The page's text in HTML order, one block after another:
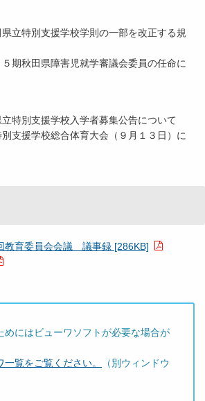
立特別支援学校学則の一部を改正する規
期秋田県障害児就学審議会委員の任命に
特別支援学校入学者募集公告について
支援学校総合体育大会（９月１３日）に
教育委員会会議 議事録 [286KB]
めにはビューワソフトが必要な場合が
覧をご覧ください。
（別ウィンドウ